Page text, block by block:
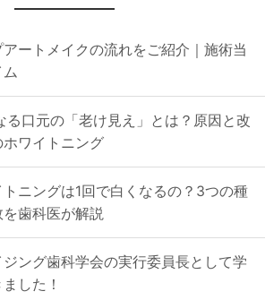
アートメイクの流れをご紹介｜施術当
る口元の「老け見え」とは？原因と改
ワイトニング
トニングは1回で白くなるの？3つの種
歯科医が解説
ング歯科学会の実行委員長として学
した！